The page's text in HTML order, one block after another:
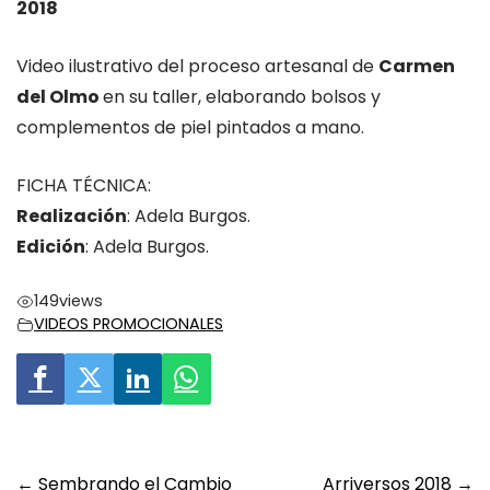
2018
Video ilustrativo del proceso artesanal de Carmen
del Olmoen su taller, elaborando bolsos y
complementos de piel pintados a mano.
FICHA TÉCNICA:
Realización: Adela Burgos.
Edición: Adela Burgos.
149views
VIDEOS PROMOCIONALES
← Sembrando el Cambio Arriversos 2018 →